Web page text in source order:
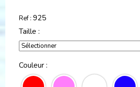
Ref : 925
Taille :
Couleur :